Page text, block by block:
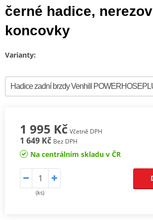
černé hadice,
koncovky
Varianty:
1 995 Kč Včetně DPH
1 649 Kč Bez DPH
Na centrálním skladu v ČR
(ks)